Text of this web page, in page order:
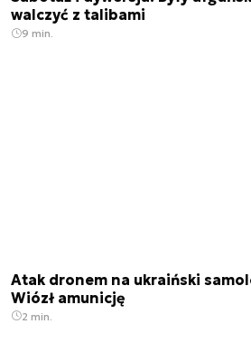
walczyć z talibami
9 min.
Atak dronem na ukraiński
Wiózł amunicję
2 min.